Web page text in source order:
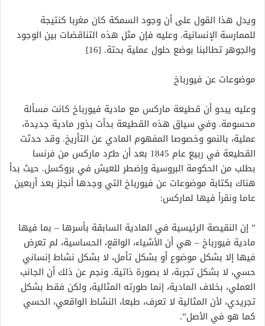
ويدل هذا القول على أن وجود السمكة كان مغربا كنتيجة
للممارسة الإنسانية. وعليه فإن مثل هذه التناقضات بين الوجود
والجوهر تطالبنا بوضع حلول عملية بحتة. [16]
موضوعات عن فيورباخ
وعليه يبدو أن قطيعة ماركس مع مادية فيورباخ كانت مسألة
محسومة. وفي سياق هذه القطيعة بدأت بذور مادية جديدة،
عملية، بالنمو وخصوصا المفهوم المادي عن التأريخ. وقد حدثت
القطيعة في ربيع عام 1845 بعد أن طـُرد ماركس من فرنسا
بطلب من الحكومة البروسية وإضطر للعيش في بروكسل. حيث بدأ
هناك بكتابة موضوعات عن فيورباخ التي وجدها أنجلز بعد أربعين
عاما ونقرأ فيها لماركس:
” إن النقيصة الرئيسية في المادية السابقة بأسرها – بما فيها
مادية فيورباخ – هي أن الأشياء، الواقع، الحساسية، لم تعرض
فيها إلا بشكل موضوع أو بشكل تأمل، لا بشكل نشاط إنساني
حسي، لا بشكل تجربة، لا بصورة ذاتية. ونجم عن ذلك أن الجانب
العملي، بخلاف المادية، إنما طورته المثالية، ولكن فقط بشكل
تجريدي، لأن المثالية لا تعرف، طبعا، النشاط الواقعي، الحسي
كما هو في الأصل”.